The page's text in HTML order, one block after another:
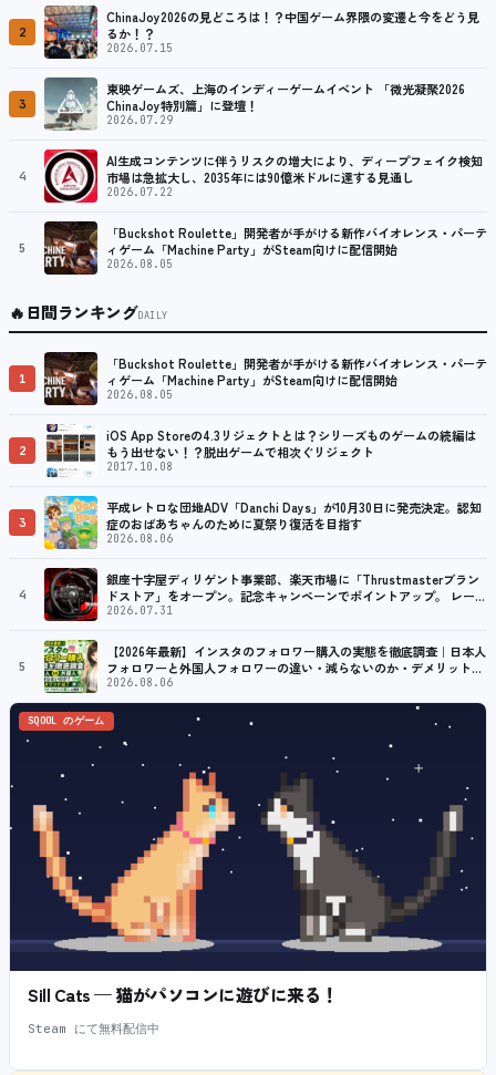
2
ChinaJoy2026の見どころは！？中国ゲーム界隈の変遷と今をどう見
るか！？
2026.07.15
3
東映ゲームズ、上海のインディーゲームイベント 「微光凝聚2026
ChinaJoy特別篇」に登壇！
2026.07.29
4
AI生成コンテンツに伴うリスクの増大により、ディープフェイク検知
市場は急拡大し、2035年には90億米ドルに達する見通し
2026.07.22
5
「Buckshot Roulette」開発者が手がける新作バイオレンス・パーテ
ィゲーム「Machine Party」がSteam向けに配信開始
2026.08.05
🔥日間ランキングDAILY
1
「Buckshot Roulette」開発者が手がける新作バイオレンス・パーテ
ィゲーム「Machine Party」がSteam向けに配信開始
2026.08.05
2
iOS App Storeの4.3リジェクトとは？シリーズものゲームの続編は
もう出せない！？脱出ゲームで相次ぐリジェクト
2017.10.08
3
平成レトロな団地ADV「Danchi Days」が10月30日に発売決定。認知
症のおばあちゃんのために夏祭り復活を目指す
2026.08.06
4
銀座十字屋ディリゲント事業部、楽天市場に「Thrustmasterブラン
ドストア」をオープン。記念キャンペーンでポイントアップ。 レーシ
ング／フライトシム向けコントローラーを中心に、幅広くラインナッ
2026.07.31
5
【2026年最新】インスタのフォロワー購入の実態を徹底調査｜日本人
フォロワーと外国人フォロワーの違い・減らないのか・デメリット
は？「インスタ アカウント購入」という別の選択肢も調査
2026.08.06
SQOOL のゲーム
Sill Cats — 猫がパソコンに遊びに来る！
Steam にて無料配信中